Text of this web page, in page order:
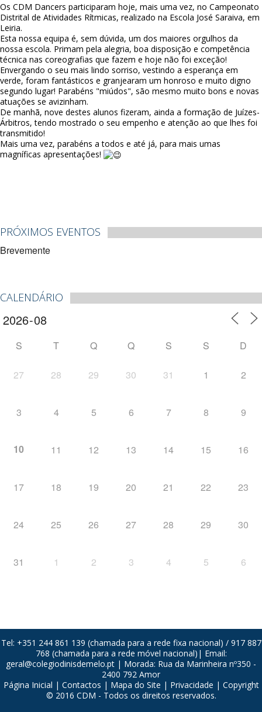
Os CDM Dancers participaram hoje, mais uma vez, no Campeonato
Distrital de Atividades Rítmicas, realizado na Escola José Saraiva, em
Leiria.
Esta nossa equipa é, sem dúvida, um dos maiores orgulhos da
nossa escola. Primam pela alegria, boa disposição e competência
técnica nas coreografias que fazem e hoje não foi exceção!
Envergando o seu mais lindo sorriso, vestindo a esperança em
verde, foram fantásticos e granjearam um honroso e muito digno
segundo lugar! Parabéns "miúdos", são mesmo muito bons e novas
atuações se avizinham.
De manhã, nove destes alunos fizeram, ainda a formação de Juízes-
Árbitros, tendo mostrado o seu empenho e atenção ao que lhes foi
transmitido!
Mais uma vez, parabéns a todos e até já, para mais umas
magníficas apresentações!
PRÓXIMOS EVENTOS
Brevemente
CALENDÁRIO
S T Q Q S S D
27 28 29 30 31 1 2
3 4 5 6 7 8 9
10 11 12 13 14 15 16
17 18 19 20 21 22 23
24 25 26 27 28 29 30
31 1 2 3 4 5 6
Tel: +351 244 861 139 (chamada para a rede fixa nacional) / 917 887
768 (chamada para a rede móvel nacional)| Email:
geral@colegiodinisdemelo.pt | Morada: Rua da Marinheira nº350 -
2400 792 Amor
Página Inicial | Contactos | Mapa do Site | Privacidade | Copyright
© 2016 CDM - Todos os direitos reservados.